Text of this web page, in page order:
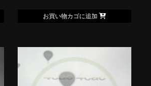
お買い物カゴに追加